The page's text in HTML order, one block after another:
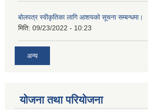
बोलपत्र स्वीकृतिका लागि आशयको सूचना सम्बन्धमा।
मिति: 09/23/2022 - 10:23
अन्य
योजना तथा परियोजना